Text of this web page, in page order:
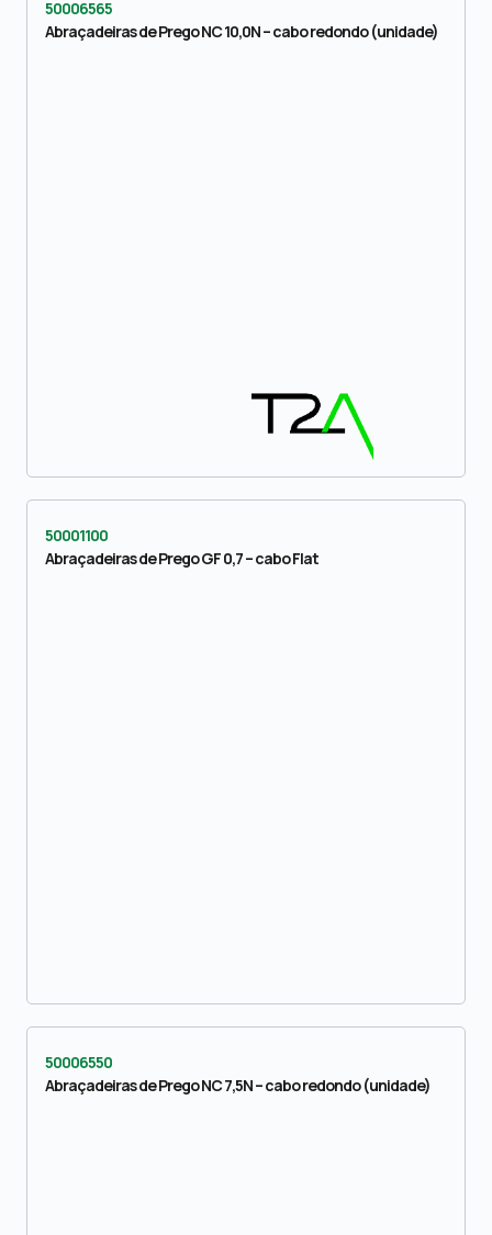
50006565
Abraçadeiras de Prego NC 10,0N – cabo redondo (unidade)
50001100
Abraçadeiras de Prego GF 0,7 – cabo Flat
50006550
Abraçadeiras de Prego NC 7,5N – cabo redondo (unidade)